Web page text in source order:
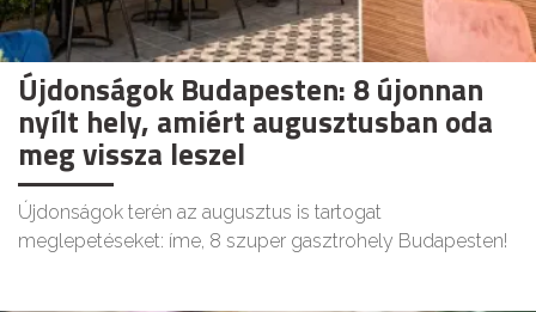
Újdonságok Budapesten: 8 újonnan
nyílt hely, amiért augusztusban oda
meg vissza leszel
Újdonságok terén az augusztus is tartogat
meglepetéseket: íme, 8 szuper gasztrohely Budapesten!